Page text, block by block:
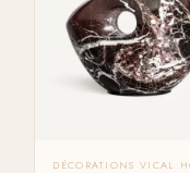
DÉCORATIONS VICAL